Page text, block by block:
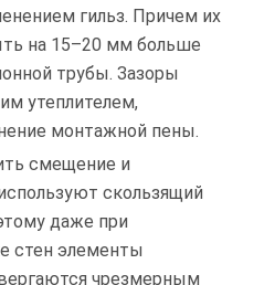
гильз. Причем их
на 15–20 мм больше
трубы. Зазоры
утеплителем,
монтажной пены.
смещение и
скользящий
даже при
стен элементы
чрезмерным